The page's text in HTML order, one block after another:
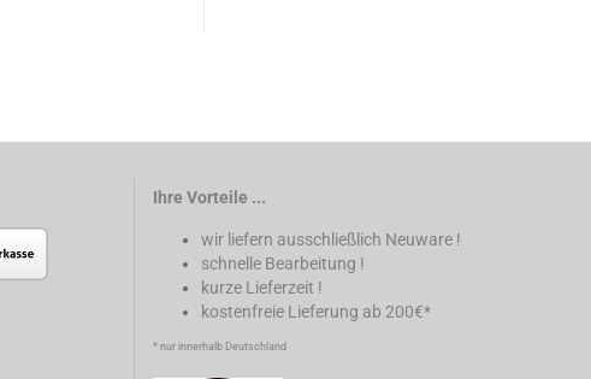
Ihre Vorteile ...
wir liefern ausschließlich Neuware !
schnelle Bearbeitung !
kurze Lieferzeit !
kostenfreie Lieferung ab 200€*
* nur innerhalb Deutschland